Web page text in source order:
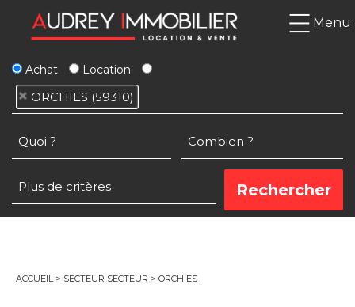
Menu
Achat Location
ORCHIES (59310)
ACCUEIL> SECTEUR SECTEUR > ORCHIES